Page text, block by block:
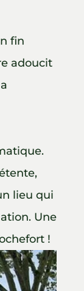
fin
adoucit
lieu qui
Une
!